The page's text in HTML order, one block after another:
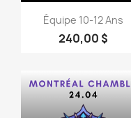
Aperçu rapide
Équipe 10-12 Ans
240,00 $